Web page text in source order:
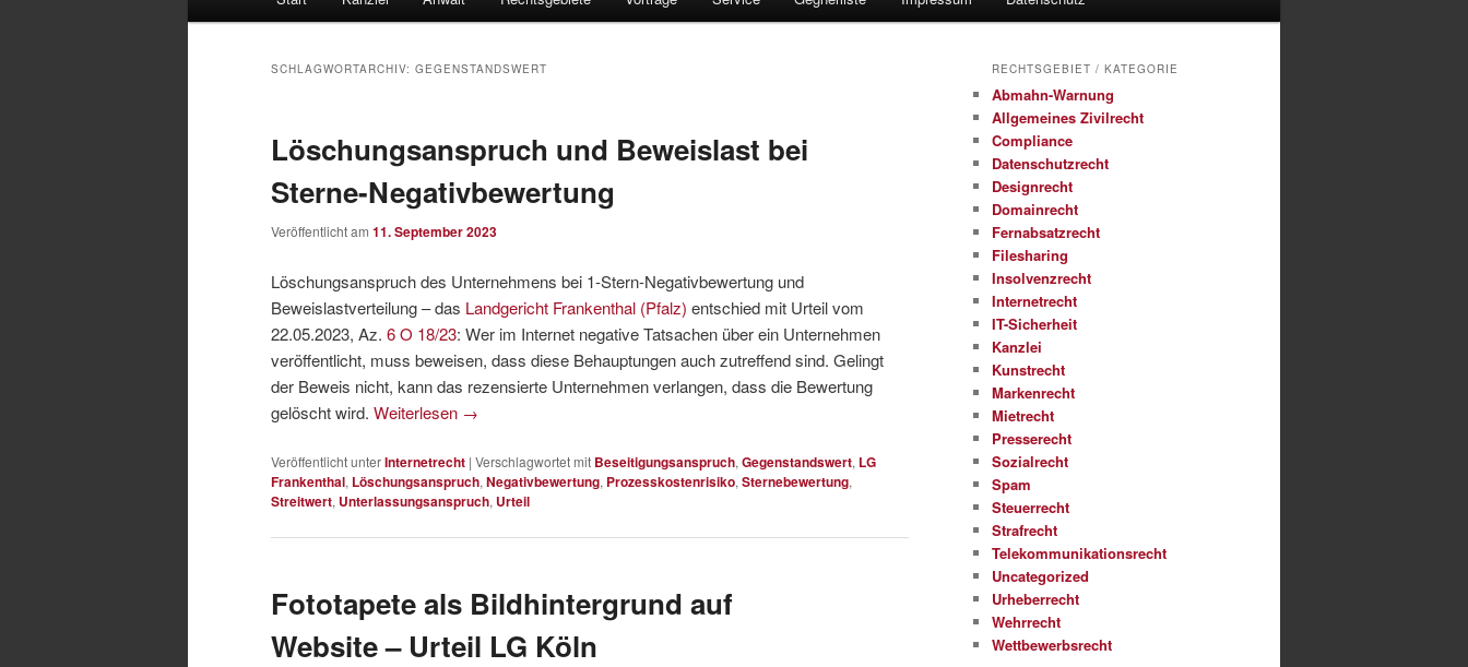
SCHLAGWORTARCHIV: GEGENSTANDSWERT
Löschungsanspruch und Beweislast bei
Sterne-Negativbewertung
Veröffentlicht am 11. September 2023
Löschungsanspruch des Unternehmens bei 1-Stern-Negativbewertung und
Beweislastverteilung – das Landgericht Frankenthal (Pfalz) entschied mit Urteil vom
22.05.2023, Az. 6 O 18/23: Wer im Internet negative Tatsachen über ein Unternehmen
veröffentlicht, muss beweisen, dass diese Behauptungen auch zutreffend sind. Gelingt
der Beweis nicht, kann das rezensierte Unternehmen verlangen, dass die Bewertung
gelöscht wird. Weiterlesen →
Veröffentlicht unterInternetrecht | Verschlagwortet mit Beseitigungsanspruch, Gegenstandswert, LG
Frankenthal, Löschungsanspruch, Negativbewertung, Prozesskostenrisiko, Sternebewertung,
Streitwert, Unterlassungsanspruch, Urteil
Fototapete als Bildhintergrund auf
Website – Urteil LG Köln
RECHTSGEBIET / KATEGORIE
Abmahn-Warnung
Allgemeines Zivilrecht
Compliance
Datenschutzrecht
Designrecht
Domainrecht
Fernabsatzrecht
Filesharing
Insolvenzrecht
Internetrecht
IT-Sicherheit
Kanzlei
Kunstrecht
Markenrecht
Mietrecht
Presserecht
Sozialrecht
Spam
Steuerrecht
Strafrecht
Telekommunikationsrecht
Uncategorized
Urheberrecht
Wehrrecht
Wettbewerbsrecht